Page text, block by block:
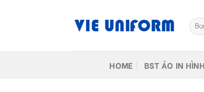
Tìm
kiếm:
HOME BST ÁO IN HÌNH